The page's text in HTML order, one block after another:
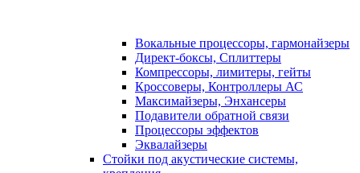
Вокальные процессоры, гармонайзеры
Директ-боксы, Сплиттеры
Компрессоры, лимитеры, гейты
Кроссоверы, Контроллеры АС
Максимайзеры, Энхансеры
Подавители обратной связи
Процессоры эффектов
Эквалайзеры
Стойки под акустические системы,